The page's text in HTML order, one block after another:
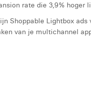
rate die 3,9% hoger
Shoppable Lightbox
van je multichannel